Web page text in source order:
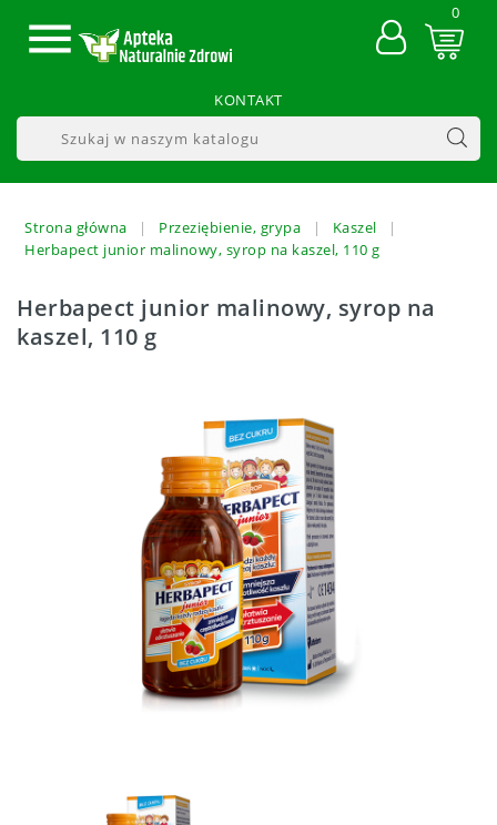
 0
KONTAKT
Strona główna Przeziębienie, grypa
Kaszel
Herbapect junior malinowy, syrop na kaszel, 110 g
Herbapect junior malinowy, syrop na
kaszel, 110 g